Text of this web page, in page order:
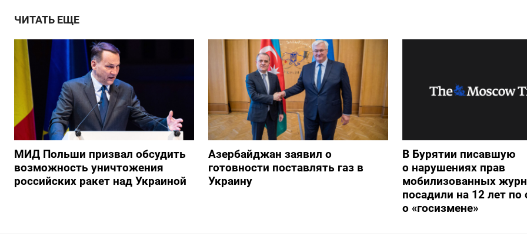
ЧИТАТЬ ЕЩЕ
МИД Польши призвал обсудить
возможность уничтожения
российских ракет над Украиной
Азербайджан заявил о
готовности поставлять газ в
Украину
В Бурятии писавшую
о нарушениях прав
мобилизованных
посадили на 12 лет по
о «госизмене»